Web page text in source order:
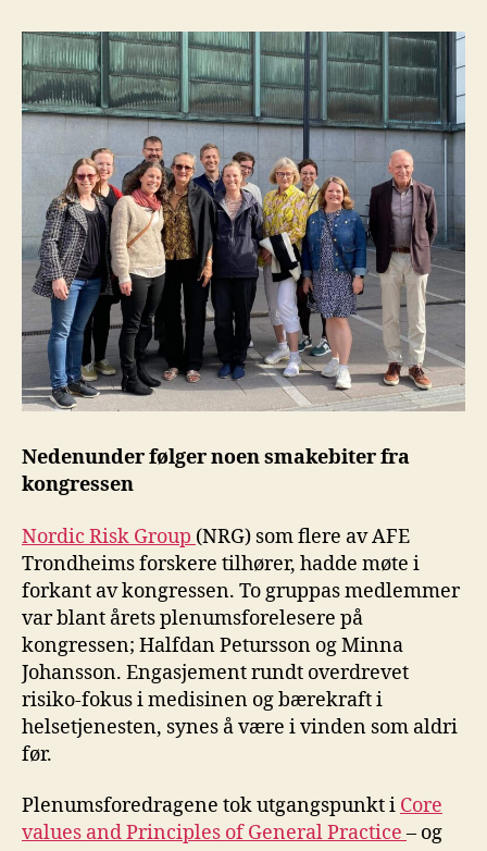
Nedenunder følger noen smakebiter fra
kongressen
Nordic Risk Group (NRG) som flere av AFE
Trondheims forskere tilhører, hadde møte i
forkant av kongressen. To gruppas medlemmer
var blant årets plenumsforelesere på
kongressen; Halfdan Petursson og Minna
Johansson. Engasjement rundt overdrevet
risiko-fokus i medisinen og bærekraft i
helsetjenesten, synes å være i vinden som aldri
før.
Plenumsforedragene tok utgangspunkt i Core
values and Principles of General Practice – og